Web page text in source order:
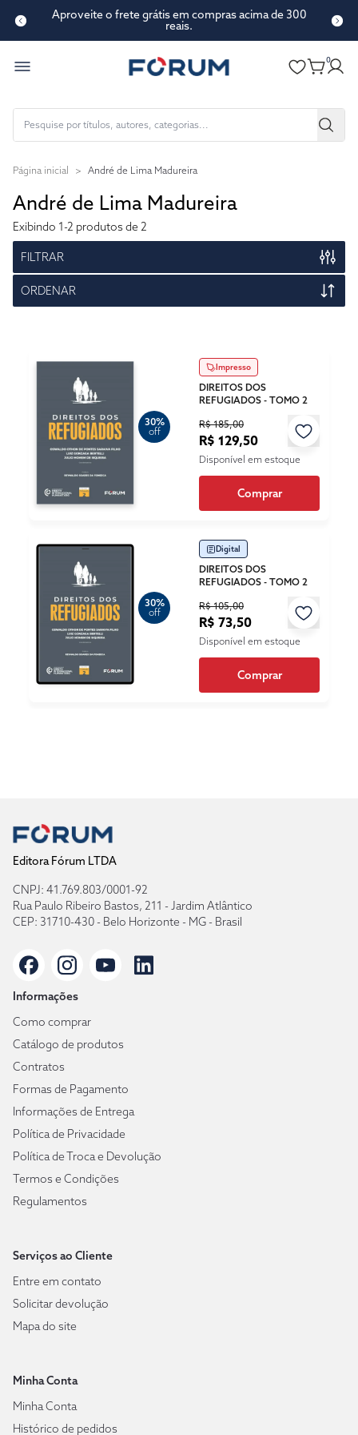
Aproveite o frete grátis em compras acima de 300
reais.
0
Página inicial > André de Lima Madureira
André de Lima Madureira
Exibindo 1-2 produtos de 2
FILTRAR
ORDENAR
30%
off
Impresso
DIREITOS DOS
REFUGIADOS - TOMO 2
R$ 185,00
R$ 129,50
Disponível em estoque
Comprar
30%
off
Digital
DIREITOS DOS
REFUGIADOS - TOMO 2
R$ 105,00
R$ 73,50
Disponível em estoque
Comprar
Editora Fórum LTDA
CNPJ: 41.769.803/0001-92
Rua Paulo Ribeiro Bastos, 211 - Jardim Atlântico
CEP: 31710-430 - Belo Horizonte - MG - Brasil
Informações
Como comprar
Catálogo de produtos
Contratos
Formas de Pagamento
Informações de Entrega
Política de Privacidade
Política de Troca e Devolução
Termos e Condições
Regulamentos
Serviços ao Cliente
Entre em contato
Solicitar devolução
Mapa do site
Minha Conta
Minha Conta
Histórico de pedidos